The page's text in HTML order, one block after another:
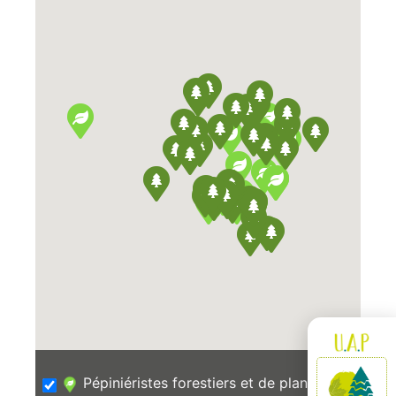
Pépiniéristes forestiers et de plants de